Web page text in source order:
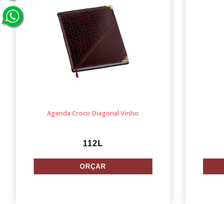
Agenda Croco Diagonal Vinho
112L